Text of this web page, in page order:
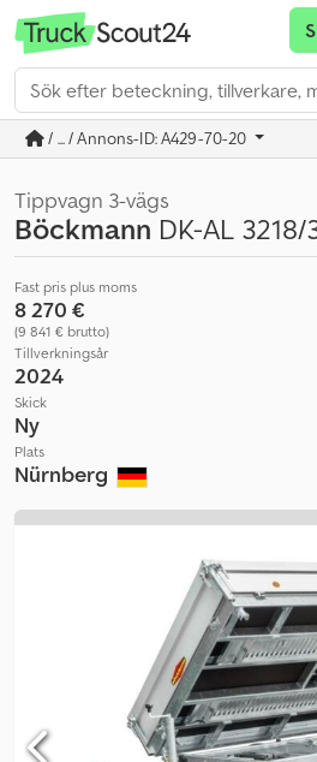
/ ... / Annons-ID: A429-70-20
Tippvagn 3-vägs
Böckmann DK-AL 3218/
Fast pris plus moms
8 270 €
(9 841 € brutto)
Tillverkningsår
2024
Skick
Ny
Plats
Nürnberg